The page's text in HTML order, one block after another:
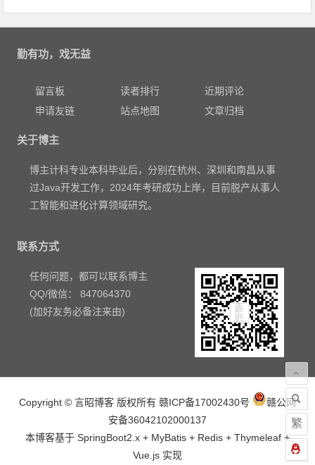
勤有功，戏无益
留言板 读者排行
近期评论
申请友链
站点地图 文章归档
关于博主
博主计科专业本科毕业后，分别在杭州、深圳和南昌从事
过Java开发工作，2024年考研成功上岸，目前脱产从事人
工智能和进化计算领域研究。
联系方式
任何问题，都可以联系博主
QQ/微信： 847064370
(加好友务必备注来由)
Copyright © 言昭博客 版权所有 赣ICP备17002430号
赣公网
安备36042102000137
本博客基于 SpringBoot2.x + MyBatis + Redis + Thymeleaf +
Vue.js 实现
繁